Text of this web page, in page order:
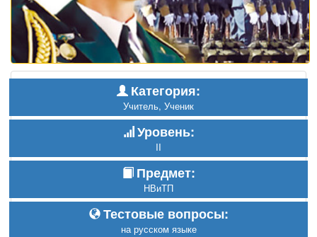
Категория:
Учитель, Ученик
Уровень:
II
Предмет:
НВиТП
Тестовые вопросы:
на русском языке